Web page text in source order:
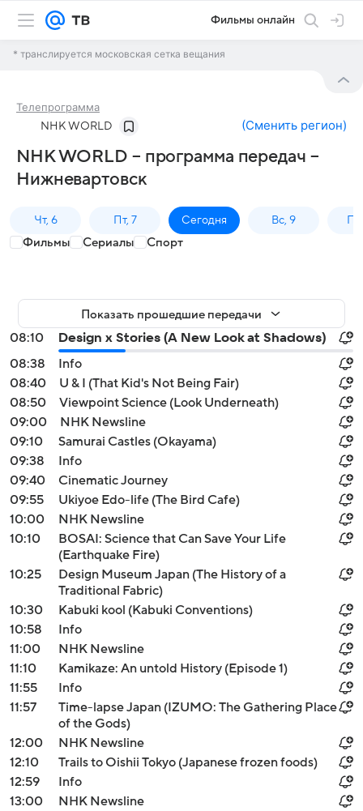
Фильмы онлайн
* транслируется московская сетка вещания
Телепрограмма
NHK WORLD (Сменить регион)
NHK WORLD – программа передач –
Нижневартовск
Чт, 6 Пт, 7 Сегодня Вс, 9
Фильмы Сериалы Спорт
Показать прошедшие передачи
08:10
Design x Stories (A New Look at Shadows)
08:38
Info
08:40
U & I (That Kid's Not Being Fair)
08:50
Viewpoint Science (Look Underneath)
09:00
NHK Newsline
09:10
Samurai Castles (Okayama)
09:38
Info
09:40
Cinematic Journey
09:55
Ukiyoe Edo-life (The Bird Cafe)
10:00
NHK Newsline
10:10
BOSAI: Science that Can Save Your Life
(Earthquake Fire)
10:25
Design Museum Japan (The History of a
Traditional Fabric)
10:30
Kabuki kool (Kabuki Conventions)
10:58
Info
11:00
NHK Newsline
11:10
Kamikaze: An untold History (Episode 1)
11:55
Info
11:57
Time-lapse Japan (IZUMO: The Gathering Place
of the Gods)
12:00
NHK Newsline
12:10
Trails to Oishii Tokyo (Japanese frozen foods)
12:59
Info
13:00
NHK Newsline